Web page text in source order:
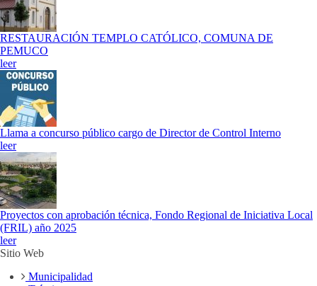
RESTAURACIÓN TEMPLO CATÓLICO, COMUNA DE
PEMUCO
leer
Llama a concurso público cargo de Director de Control Interno
leer
Proyectos con aprobación técnica, Fondo Regional de Iniciativa Local
(FRIL) año 2025
leer
Sitio Web
Municipalidad